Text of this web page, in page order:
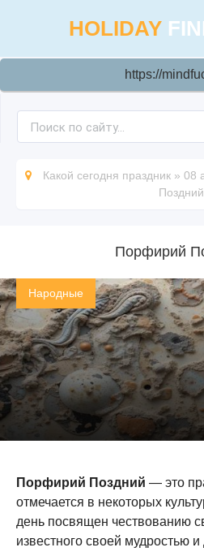
HOLIDAY
https://
Какой сегодня праздник » 08
Поздний
Порфирий
Народные
Порфирий Поздний — это
отмечается в некоторых
день посвящен чествованию
известного своей мудростью